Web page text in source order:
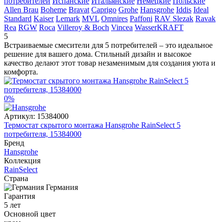
Allen Brau Boheme Bravat Caprigo Grohe Hansgrohe Iddis Ideal
Standard Kaiser Lemark MVL Omnires Paffoni RAV Slezak Ravak
Rea RGW Roca Villeroy & Boch Vincea WasserKRAFT
5
Встраиваемые смесители для 5 потребителей – это идеальное
решение для вашего дома. Стильный дизайн и высокое
качество делают этот товар незаменимым для создания уюта и
комфорта.
0%
Артикул: 15384000
Термостат скрытого монтажа Hansgrohe RainSelect 5
потребителя, 15384000
Бренд
Hansgrohe
Коллекция
RainSelect
Страна
Германия
Гарантия
5 лет
Основной цвет